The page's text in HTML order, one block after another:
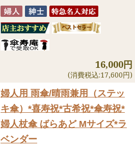
16,000円
(消費税込:17,600円)
婦人用 雨傘/晴雨兼用（ステッ
キ傘） *喜寿祝*古希祝*傘寿祝*
婦人杖傘 ばらあど Mサイズ*ラ
ベンダー